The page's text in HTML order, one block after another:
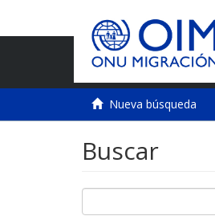
Nueva búsqueda
Buscar